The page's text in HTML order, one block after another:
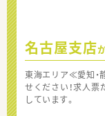
名古屋支店
東海エリア≪愛知・
せください！求人
しています。